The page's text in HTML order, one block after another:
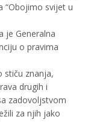
“Obojimo svijet u
je Generalna
o pravima
stiču znanja,
drugih i
zadovoljstvom
za njih jako